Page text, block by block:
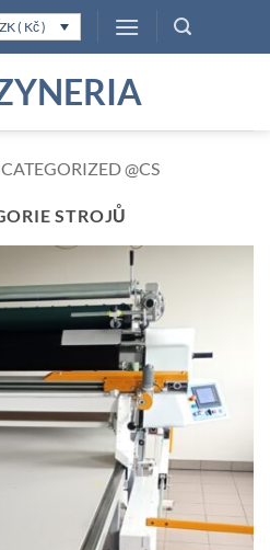
( Kč )
@CS
STROJŮ